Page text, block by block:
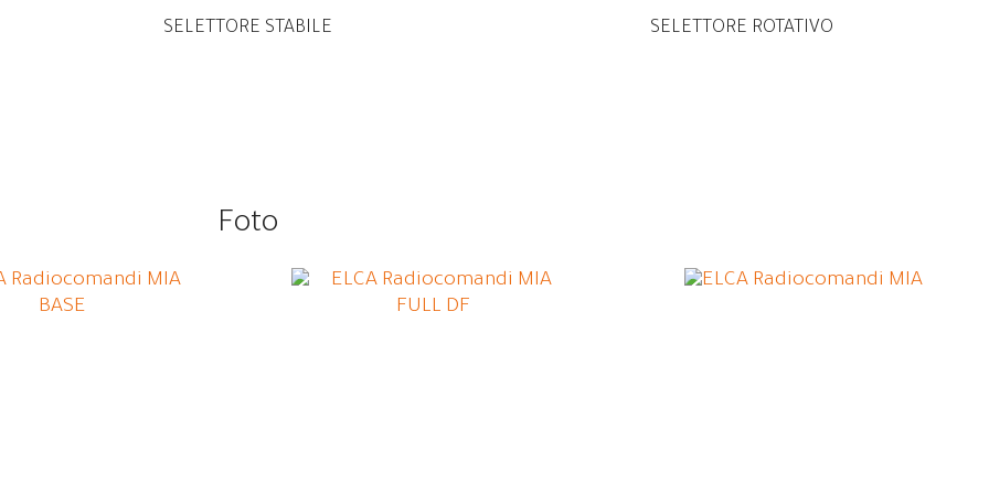
SELETTORE STABILE SELETTORE ROTATIVO
Foto